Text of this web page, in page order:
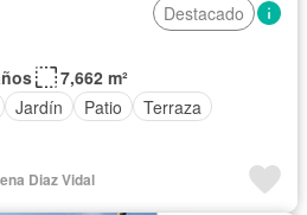
Destacado
7,662 m²
Jardín Patio
Terraza
Diaz Vidal